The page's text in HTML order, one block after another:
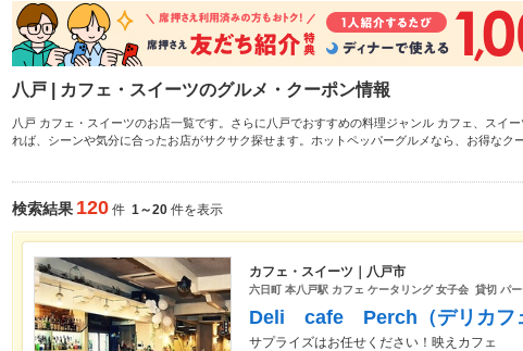
八戸 | カフェ・スイーツのグルメ・クーポン情報
八戸 カフェ・スイーツのお店一覧です。さらに八戸でおすすめの料理ジャンル カフェ スイー
れば、シーンや気分に合ったお店がサクサク探せます。ホットペッパーグルメなら、お得なク
のおすすめ料理など、お店の最新情報をご紹介しているので安心！24時間使える簡単便利な
検索結果 120 件 1～20 件を表示
カフェ・スイーツ｜八戸市
六日町 本八戸駅 カフェ ケータリング 女子会 貸切 パ
Deli cafe Perch（デリカフ
サプライズはお任せください！映えカフェ